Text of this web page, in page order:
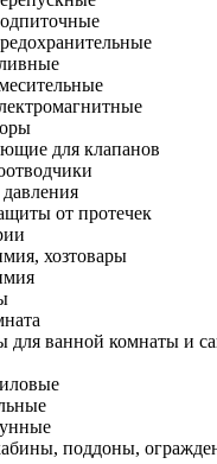
для клапанов
от протечек
хозтовары
для ванной комнаты и
поддоны,